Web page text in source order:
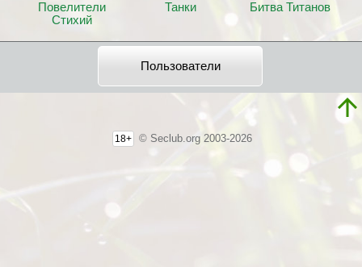
Повелители
Стихий
Танки Битва Титанов
Пользователи
18+ © Seclub.org 2003-2026